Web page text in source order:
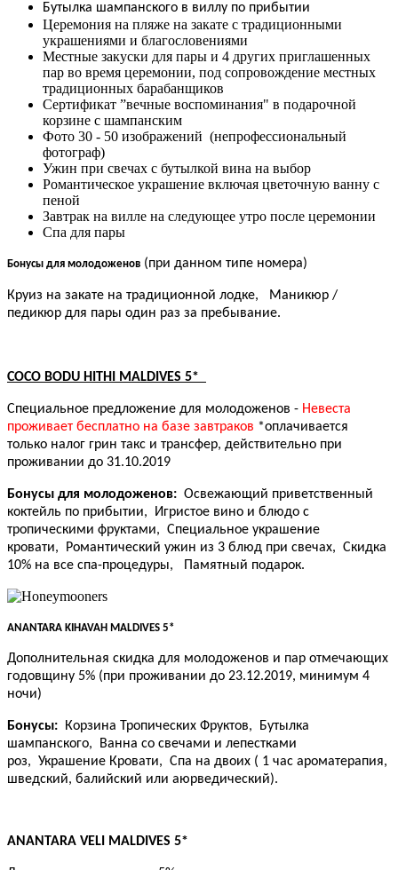
Бутылка шампанского в виллу по прибытии
Церемония на пляже на закате с традиционными
украшениями и благословениями
Местные закуски для пары и 4 других приглашенных
пар во время церемонии, под сопровождение местных
традиционных барабанщиков
Сертификат ”вечные воспоминания" в подарочной
корзине с шампанским
Фото 30 - 50 изображений (непрофессиональный
фотограф)
Ужин при свечах с бутылкой вина на выбор
Романтическое украшение включая цветочную ванну с
пеной
Завтрак на вилле на следующее утро после церемонии
Спа для пары
Бонусы для молодоженов (при данном типе номера)
Круиз на закате на традиционной лодке,
Маникюр /
педикюр для пары один раз за пребывание.
COCO BODU HITHI MALDIVES 5*
Специальное предложение для молодоженов - Невеста
проживает бесплатно на базе завтраков *оплачивается
только налог грин такс и трансфер, действительно при
проживании до 31.10.2019
Бонусы для молодоженов: Освежающий приветственный
коктейль по прибытии,
Игристое вино и блюдо с
тропическими фруктами, Специальное украшение
кровати,
Романтический ужин из 3 блюд при свечах, Скидка
10% на все спа-процедуры,
Памятный подарок.
ANANTARA KIHAVAH MALDIVES 5*
Дополнительная скидка для молодоженов и пар отмечающих
годовщину 5% (при проживании до 23.12.2019, минимум 4
ночи)
Бонусы: Корзина Тропических Фруктов,
Бутылка
шампанского,
Ванна со свечами и лепестками
роз, Украшение Кровати, Спа на двоих ( 1 час ароматерапия,
шведский, балийский или аюрведический).
ANANTARA VELI MALDIVES 5*